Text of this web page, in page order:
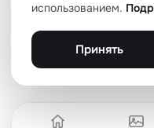
© 2026
О проектеПолитика
Пользовательское
использованием.
Принять